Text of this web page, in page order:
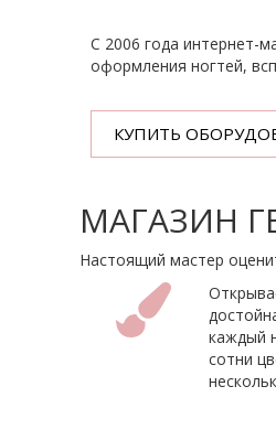
С 2006 года интернет-
оформления ногтей,
КУПИТЬ
МАГАЗИН
Настоящий мастер
каждый
сотни